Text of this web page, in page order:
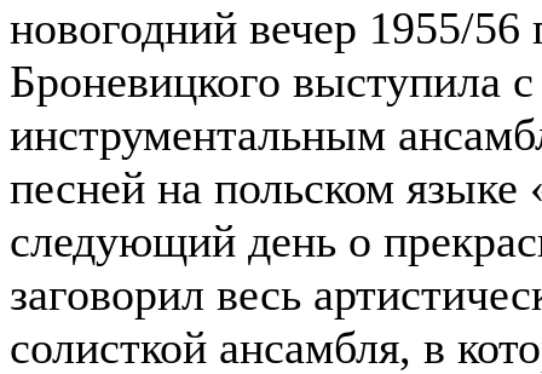
новогодний вечер 1955/
Броневицкого выступила
инструментальным
песней на польском
следующий день о
заговорил весь
солисткой ансамбля, в